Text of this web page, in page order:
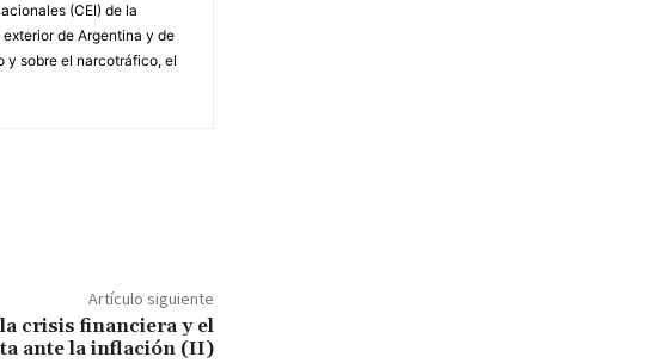
(CEI) de la
de Argentina y de
y sobre el narcotráfico, el
Artículo siguiente
crisis financiera y el
ante la inflación (II)